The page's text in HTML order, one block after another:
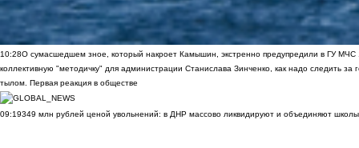
10:28О сумасшедшем зное, который накроет Камышин, экстренно предупредили в ГУ МЧС
коллективную "методичку" для администрации Станислава Зинченко, как надо следить за
тылом. Первая реакция в обществе
09:19349 млн рублей ценой увольнений: в ДНР массово ликвидируют и объединяют